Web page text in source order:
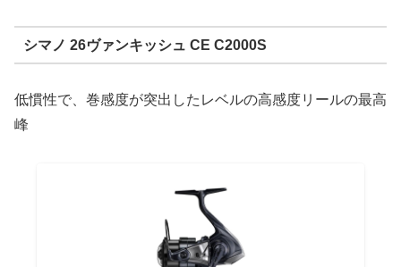
シマノ 26ヴァンキッシュ CE C2000S
低慣性で、巻感度が突出したレベルの高感度リールの最高
峰